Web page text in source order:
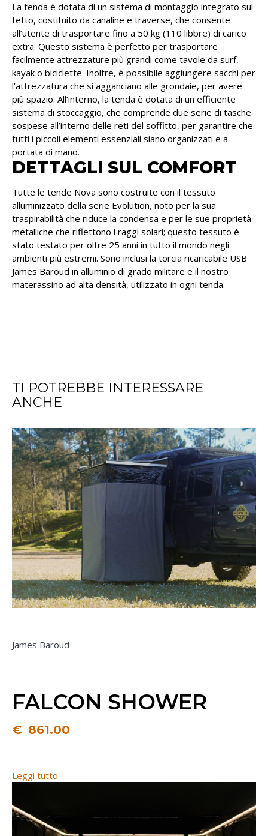
La tenda è dotata di un sistema di montaggio integrato sul
tetto, costituito da canaline e traverse, che consente
all’utente di trasportare fino a 50 kg (110 libbre) di carico
extra. Questo sistema è perfetto per trasportare
facilmente attrezzature più grandi come tavole da surf,
kayak o biciclette. Inoltre, è possibile aggiungere sacchi per
l’attrezzatura che si agganciano alle grondaie, per avere
più spazio. All’interno, la tenda è dotata di un efficiente
sistema di stoccaggio, che comprende due serie di tasche
sospese all’interno delle reti del soffitto, per garantire che
tutti i piccoli elementi essenziali siano organizzati e a
portata di mano.
DETTAGLI SUL COMFORT
Tutte le tende Nova sono costruite con il tessuto
alluminizzato della serie Evolution, noto per la sua
traspirabilità che riduce la condensa e per le sue proprietà
metalliche che riflettono i raggi solari; questo tessuto è
stato testato per oltre 25 anni in tutto il mondo negli
ambienti più estremi. Sono inclusi la torcia ricaricabile USB
James Baroud in alluminio di grado militare e il nostro
materassino ad alta densità, utilizzato in ogni tenda.
TI POTREBBE INTERESSARE
ANCHE
James Baroud
FALCON SHOWER
€ 861.00
Leggi tutto